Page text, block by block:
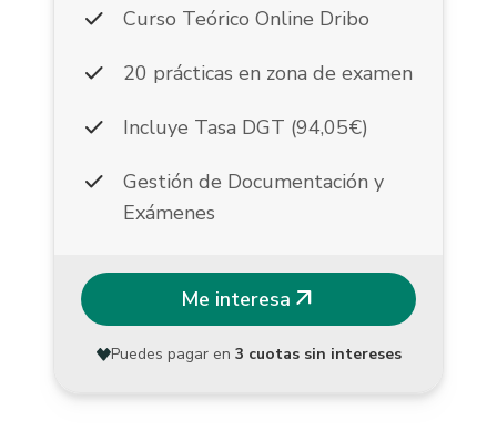
check Curso Teórico Online Dribo
check 20 prácticas en zona de examen
check Incluye Tasa DGT (94,05€)
check
Gestión de Documentación y
Exámenes
Me interesa arrow_outward
Puedes pagar en 3 cuotas sin intereses